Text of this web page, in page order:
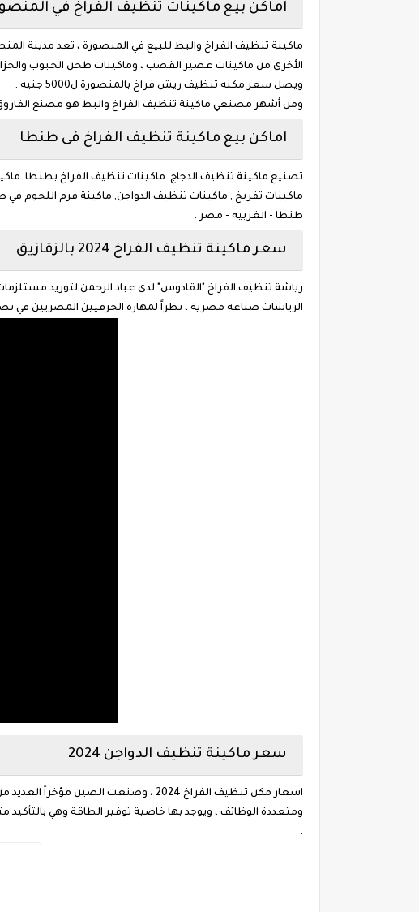
اماكن بيع ماكينات تنظيف الفراخ في
ماكينة تنظيف الفراخ والبط للبيع في المنصورة ، تعد مدينة
الأخرى من ماكينات عصير القصب ، وماكينات طحن الحبوب
ويصل سعر مكنه تنظيف ريش فراخ بالمنصورة ل5000 جنيه .
ومن أشهر مصنعي ماكينة تنظيف الفراخ والبط هو مصنع
اماكن بيع ماكينة تنظيف الفراخ فى طنطا
تصنيع ماكينة تنظيف الدجاج, ماكينات تنظيف الفراخ بطنطا,
طنطا - الغربيه - مصر .
سعر ماكينة تنظيف الفراخ 2024 بالزقازيق
رياشة تنظيف الفراخ "القادوس" لدى عباد الرحمن لتوريد
الرياشات صناعة مصرية ، نظراً لمهارة الحرفيين المصريين
سعر ماكينة تنظيف الدواجن 2024
اسعار مكن تنظيف الفراخ 2024 ، وصنعت
ومتعددة الوظائف ، ويوجد بها خاصية توفير الطاقة وهي
.